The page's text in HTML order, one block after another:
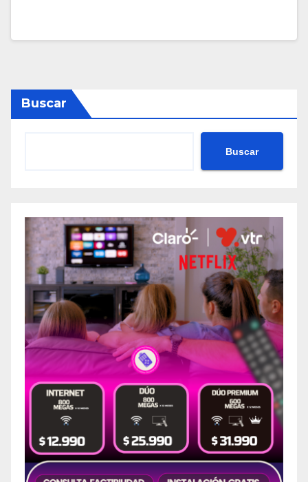
Buscar
Buscar